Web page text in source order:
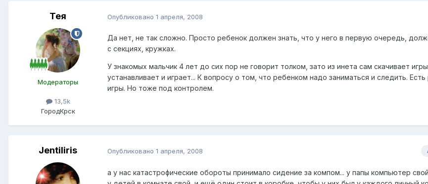
Тея
Модераторы
13,5k
ГородКрск
Опубликовано 1 апреля, 2008
Да нет, не так сложно. Просто ребенок должен знать, что у него в первую очередь,
с секциях, кружках.
У знакомых мальчик 4 лет до сих пор не говорит толком, зато из инета сам скачивает
устанавливает и играет... К вопросу о том, что ребенком надо заниматься и следить.
игры. Но тоже под контролем.
Jentiliris Опубликовано 1 апреля, 2008
а у нас катастрофические обороты принимало сидение за компом... у папы компьютер